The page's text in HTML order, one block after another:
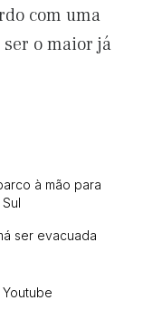
com uma
ser o maior já
à mão para
ser evacuada